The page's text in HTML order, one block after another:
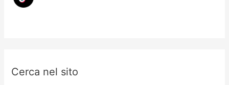
Cerca nel sito